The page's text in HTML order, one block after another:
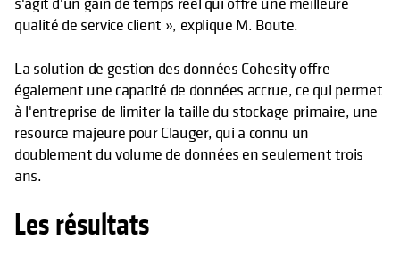
qualité de service client », explique M. Boute.
La solution de gestion des données Cohesity offre
également une capacité de données accrue, ce qui permet
à l'entreprise de limiter la taille du stockage primaire, une
resource majeure pour Clauger, qui a connu un
doublement du volume de données en seulement trois
ans.
Les résultats